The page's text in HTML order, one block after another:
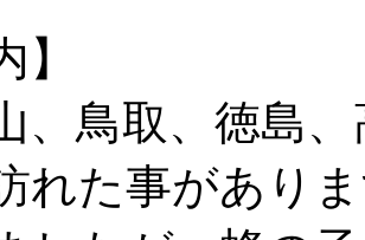
】
、鳥取、徳島
れた事があり